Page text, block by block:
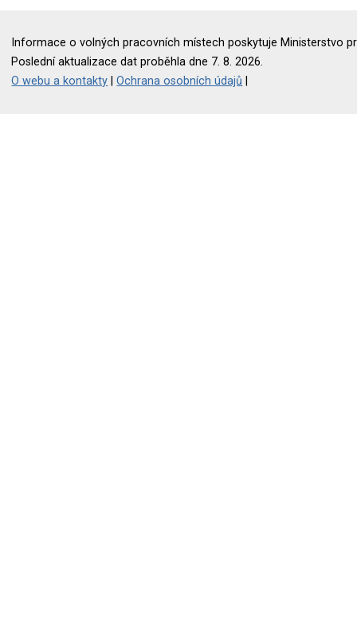
Informace o volných pracovních místech poskytuje Ministerstvo
Poslední aktualizace dat proběhla dne 7. 8. 2026.
O webu a kontakty |Ochrana osobních údajů